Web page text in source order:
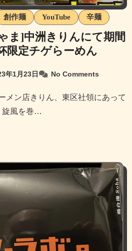
創作麺 YouTube 辛麺
ま]中洲きりんにて期間
限定チゲらーめん
年1月23日 No Comments
旋風を巻…